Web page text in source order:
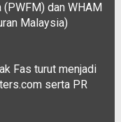
dan WHAM
Malaysia)
Fas turut menjadi
serta PR